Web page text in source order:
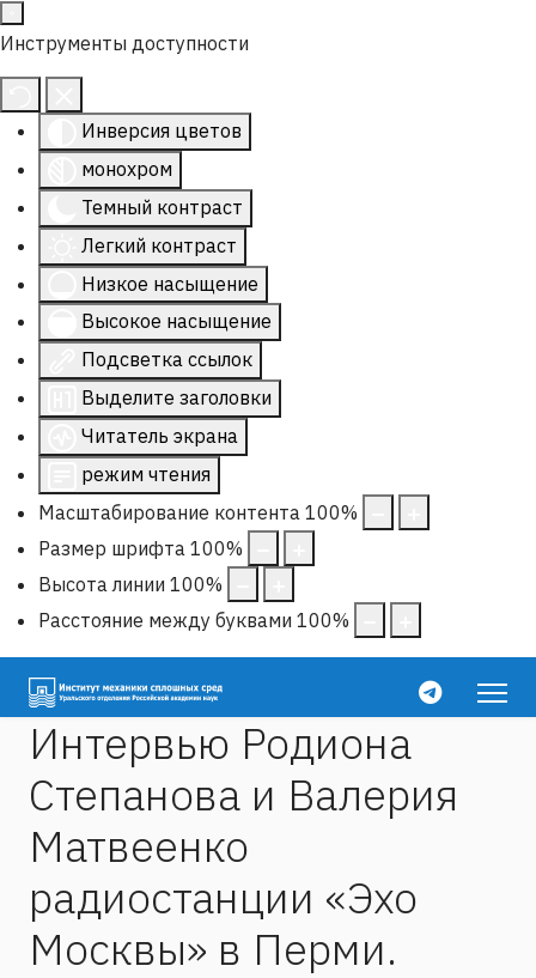
Инструменты доступности
Инверсия цветов
монохром
Темный контраст
Легкий контраст
Низкое насыщение
Высокое насыщение
Подсветка ссылок
Выделите заголовки
Читатель экрана
режим чтения
Масштабирование контента 100%
Размер шрифта 100%
Высота линии 100%
Расстояние между буквами 100%
Интервью Родиона
Степанова и Валерия
Матвеенко
радиостанции «Эхо
Москвы» в Перми.